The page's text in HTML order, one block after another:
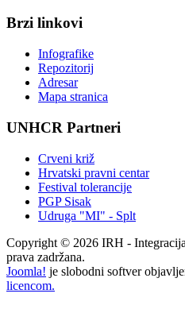
Brzi linkovi
Infografike
Repozitorij
Adresar
Mapa stranica
UNHCR Partneri
Crveni križ
Hrvatski pravni centar
Festival tolerancije
PGP Sisak
Udruga "MI" - Splt
Copyright © 2026 IRH -
prava zadržana.
Joomla! je slobodni softver
licencom.